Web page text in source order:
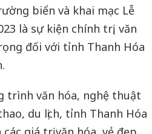
biển và khai mạc Lễ
là sự kiện chính trị, văn
đối với tỉnh Thanh Hóa
trình văn hóa, nghệ thuật
du lịch, tỉnh Thanh Hóa